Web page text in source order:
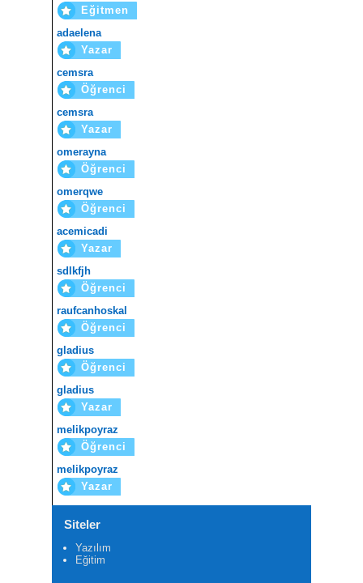
Eğitmen
adaelena
Yazar
cemsra
Öğrenci
cemsra
Yazar
omerayna
Öğrenci
omerqwe
Öğrenci
acemicadi
Yazar
sdlkfjh
Öğrenci
raufcanhoskal
Öğrenci
gladius
Öğrenci
gladius
Yazar
melikpoyraz
Öğrenci
melikpoyraz
Yazar
Siteler
Yazılım
Eğitim